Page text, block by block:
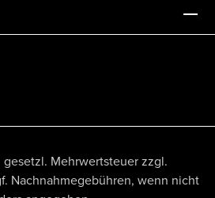
Mehrwertsteuer zzgl.
Nachnahmegebühren, wenn nicht